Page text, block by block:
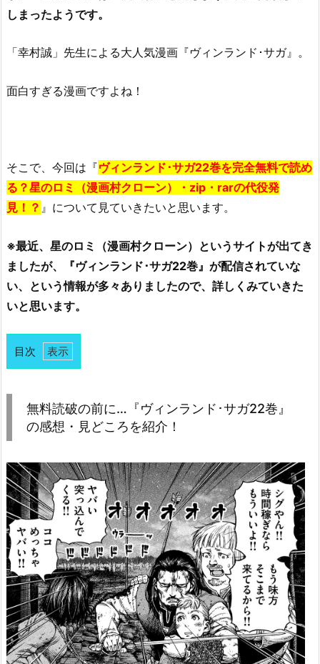
しまったようです。
「幸村誠」先生による大人気漫画『ヴィンランド･サガ』。
面白すぎる漫画ですよね！
そこで、今回は『ヴィンランド･サガ22巻を完全無料で読め
る？星のロミ（漫画村クローン）・zip・rarの代役発
見！？ 』について見ていきたいと思います。
※最近、星のロミ（漫画村クローン）というサイトが出てき
ましたが、『ヴィンランド･サガ22巻』が配信されていな
い、という情報が多々ありましたので、詳しくみていきた
いと思います。
目次
1.
前
に…
『ヴ
ィ
ン
ラ
ン
ド･
サ
ガ
2
無料読破の前に…『ヴィンランド･サガ22巻』
の感想・見どころを紹介！